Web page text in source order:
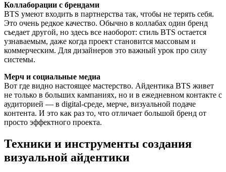
Коллаборации с брендами
BTS умеют входить в партнерства так, чтобы не терять себя.
Это очень редкое качество. Обычно в коллабах один бренд
съедает другой, но здесь все наоборот: стиль BTS остается
узнаваемым, даже когда проект становится массовым и
коммерческим. Для дизайнеров это важный урок про силу
системы.
Мерч и социальные медиа
Вот где видно настоящее мастерство. Айдентика BTS живет
не только в больших кампаниях, но и в ежедневном контакте с
аудиторией — в digital-среде, мерче, визуальной подаче
контента. И это как раз то, что отличает большой бренд от
просто эффектного проекта.
Техники и инструменты создания
визуальной айдентики